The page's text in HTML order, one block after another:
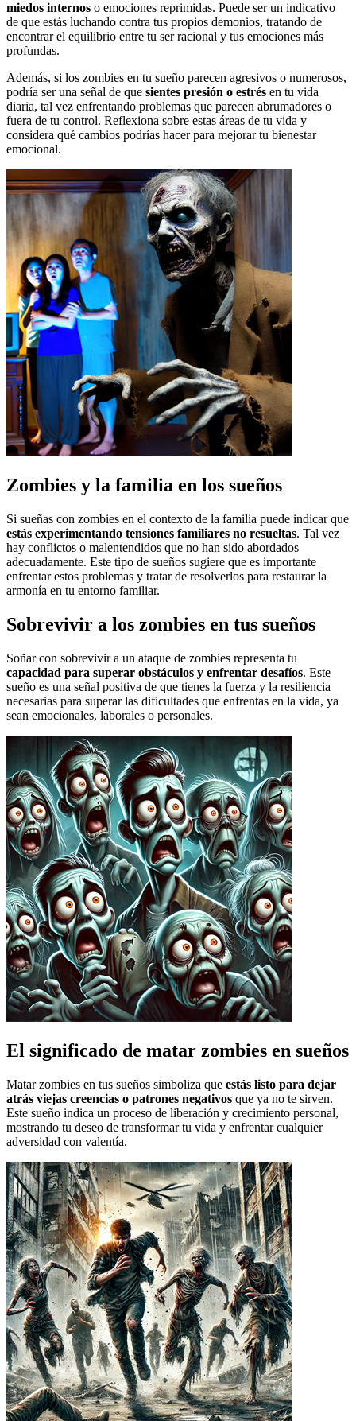
miedos internos o emociones reprimidas. Puede ser un indicativo
de que estás luchando contra tus propios demonios, tratando de
encontrar el equilibrio entre tu ser racional y tus emociones más
profundas.
Además, si los zombies en tu sueño parecen agresivos o numerosos,
podría ser una señal de que sientes presión o estrés en tu vida
diaria, tal vez enfrentando problemas que parecen abrumadores o
fuera de tu control. Reflexiona sobre estas áreas de tu vida y
considera qué cambios podrías hacer para mejorar tu bienestar
emocional.
Zombies y la familia en los sueños
Si sueñas con zombies en el contexto de la familia puede indicar que
estás experimentando tensiones familiares no resueltas. Tal vez
hay conflictos o malentendidos que no han sido abordados
adecuadamente. Este tipo de sueños sugiere que es importante
enfrentar estos problemas y tratar de resolverlos para restaurar la
armonía en tu entorno familiar.
Sobrevivir a los zombies en tus sueños
Soñar con sobrevivir a un ataque de zombies representa tu
capacidad para superar obstáculos y enfrentar desafíos. Este
sueño es una señal positiva de que tienes la fuerza y la resiliencia
necesarias para superar las dificultades que enfrentas en la vida, ya
sean emocionales, laborales o personales.
El significado de matar zombies en sueños
Matar zombies en tus sueños simboliza que estás listo para dejar
atrás viejas creencias o patrones negativos que ya no te sirven.
Este sueño indica un proceso de liberación y crecimiento personal,
mostrando tu deseo de transformar tu vida y enfrentar cualquier
adversidad con valentía.